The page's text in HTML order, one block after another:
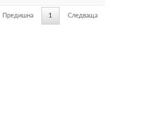
Предишна 1 Следваща